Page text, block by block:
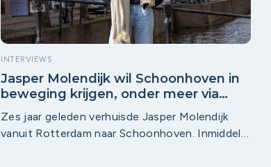
INTERVIEWS
Jasper Molendijk wil Schoonhoven in
beweging krijgen, onder meer via
Krimpenerwaard Werkt
Zes jaar geleden verhuisde Jasper Molendijk
vanuit Rotterdam naar Schoonhoven. Inmiddels